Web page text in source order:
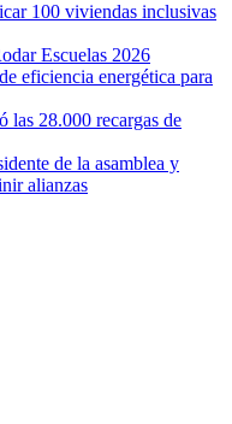
100 viviendas inclusivas
Escuelas 2026
eficiencia energética para
las 28.000 recargas de
de la asamblea y
alianzas